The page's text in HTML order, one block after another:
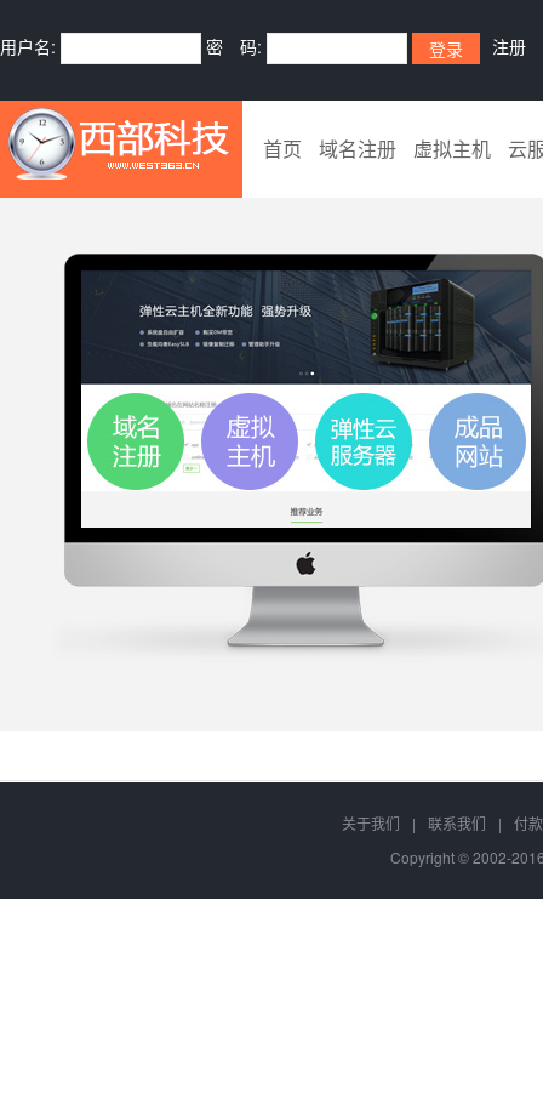
用户名: 密 码: 注册
首页 域名注册 虚拟主机 云
关于我们 | 联系我们 |
付
Copyright © 2002-